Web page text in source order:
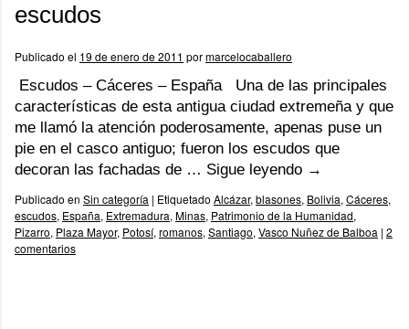
escudos
Publicado el 19 de enero de 2011 pormarcelocaballero
Escudos – Cáceres – España Una de las principales
características de esta antigua ciudad extremeña y que
me llamó la atención poderosamente, apenas puse un
pie en el casco antiguo; fueron los escudos que
decoran las fachadas de … Sigue leyendo →
Publicado en Sin categoría | Etiquetado Alcázar, blasones, Bolivia, Cáceres,
escudos, España, Extremadura, Minas, Patrimonio de la Humanidad,
Pizarro, Plaza Mayor, Potosí, romanos, Santiago, Vasco Nuñez de Balboa | 2
comentarios